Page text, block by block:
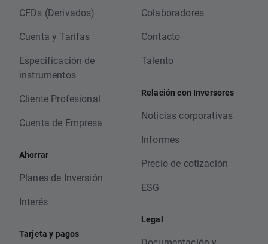
CFDs (Derivados)
Cuenta y Tarifas
Especificación de
instrumentos
Cliente Profesional
Cuenta de Empresa
Ahorrar
Planes de Inversión
Interés
Tarjeta y pagos
Colaboradores
Contacto
Talento
Relación con Inversores
Noticias corporativas
Informes
Precio de cotización
ESG
Legal